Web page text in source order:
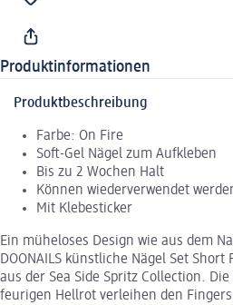
Produktinformationen
Produktbeschreibung
Farbe: On Fire
Soft-Gel Nägel zum Aufkleben
Bis zu 2 Wochen Halt
Können wiederverwendet
Mit Klebesticker
Ein müheloses Design wie aus dem
DOONAILS künstliche Nägel Set
aus der Sea Side Spritz Collection.
feurigen Hellrot verleihen den